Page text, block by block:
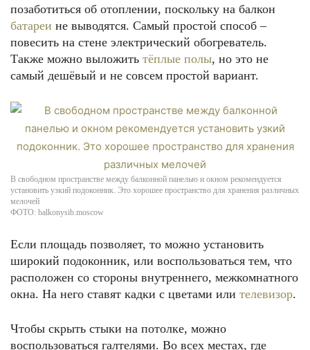
позаботиться об отоплении, поскольку на балкон
батареи не выводятся. Самый простой способ –
повесить на стене электрический обогреватель.
Также можно выложить тёплые полы, но это не
самый дешёвый и не совсем простой вариант.
В свободном пространстве между балконной панелью и окном рекомендуется
установить узкий подоконник. Это хорошее пространство для хранения различных
мелочей
ФОТО: balkonysib.moscow
Если площадь позволяет, то можно установить
широкий подоконник, или воспользоваться тем, что
расположен со стороны внутреннего, межкомнатного
окна. На него ставят кадки с цветами или телевизор.
Чтобы скрыть стыки на потолке, можно
воспользоваться галтелями. Во всех местах, где